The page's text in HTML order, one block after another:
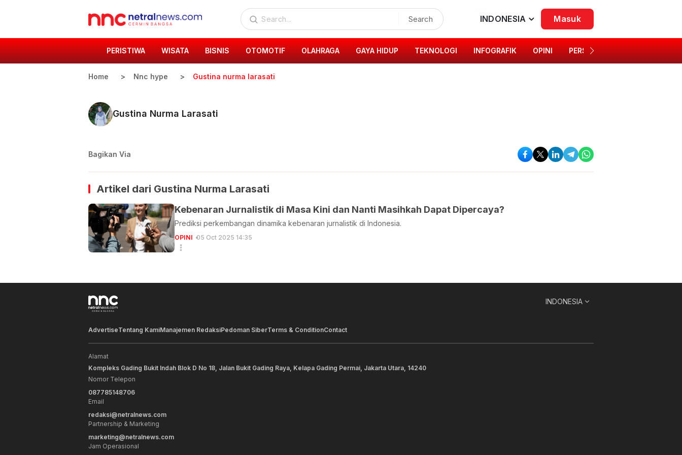
Search INDONESIA Masuk
PERISTIWA WISATA BISNIS OTOMOTIF OLAHRAGA GAYA HIDUP TEKNOLOGI INFOGRAFIK OPINI PERSONA
Home Nnc hype Gustina nurma larasati
Gustina Nurma Larasati
Bagikan Via
Artikel dari Gustina Nurma Larasati
Kebenaran Jurnalistik di Masa Kini dan Nanti Masihkah Dapat Dipercaya?
Prediksi perkembangan dinamika kebenaran jurnalistik di Indonesia.
OPINI 05 Oct 2025 14:35
INDONESIA
AdvertiseTentang KamiManajemen RedaksiPedoman SiberTerms & ConditionContact
Alamat
Kompleks Gading Bukit Indah Blok D No 18, Jalan Bukit Gading Raya, Kelapa Gading Permai, Jakarta Utara, 14240
Nomor Telepon
087785148706
Email
redaksi@netralnews.com
Partnership & Marketing
marketing@netralnews.com
Jam Operasional